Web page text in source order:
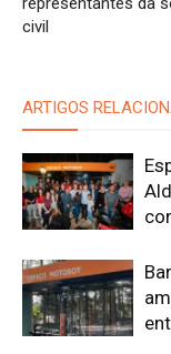
civil
ARTIGOS